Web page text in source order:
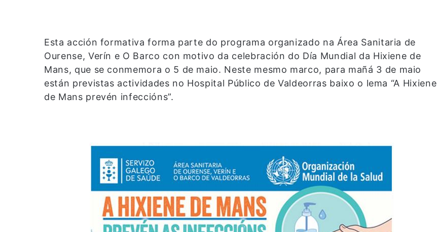
Esta acción formativa forma parte do programa organizado na Área Sanitaria de
Ourense, Verín e O Barco con motivo da celebración do Día Mundial da Hixiene de
Mans, que se conmemora o 5 de maio. Neste mesmo marco, para mañá 3 de maio
están previstas actividades no Hospital Público de Valdeorras baixo o lema “A Hixiene
de Mans prevén infeccións”.